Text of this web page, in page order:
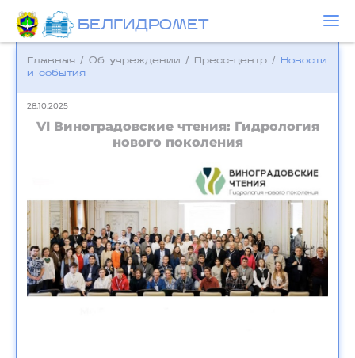
БЕЛГИДРОМЕТ
Главная / Об учреждении / Пресс-центр /
Новости
и события
28.10.2025
VI Виноградовские чтения: Гидрология
нового поколения